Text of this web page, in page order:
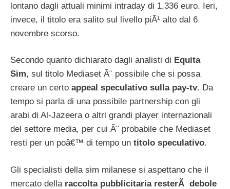
lontano dagli attuali minimi intraday di 1,336 euro. Ieri,
invece, il titolo era salito sul livello piÃ¹ alto dal 6
novembre scorso.
Secondo quanto dichiarato dagli analisti di Equita
Sim, sul titolo Mediaset Ã¨ possibile che si possa
creare un certo appeal speculativo sulla pay-tv. Da
tempo si parla di una possibile partnership con gli
arabi di Al-Jazeera o altri grandi player internazionali
del settore media, per cui Ã¨ probabile che Mediaset
resti per un poâ€™ di tempo un titolo speculativo.
Gli specialisti della sim milanese si aspettano che il
mercato della raccolta pubblicitaria resterÃ debole